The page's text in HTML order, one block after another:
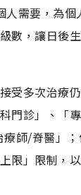
需要，為個
數，讓日後
受多次治療
門診」、「
師/脊醫」
限」限制，